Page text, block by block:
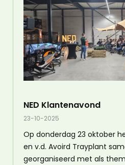
NED Klantenavond
23-10-2025
Op donderdag 23 oktober
en v.d. Avoird Trayplant
georganiseerd met als